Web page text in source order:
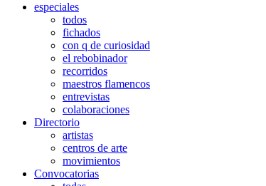
especiales
todos
fichados
con q de curiosidad
el rebobinador
recorridos
maestros flamencos
entrevistas
colaboraciones
Directorio
artistas
centros de arte
movimientos
Convocatorias